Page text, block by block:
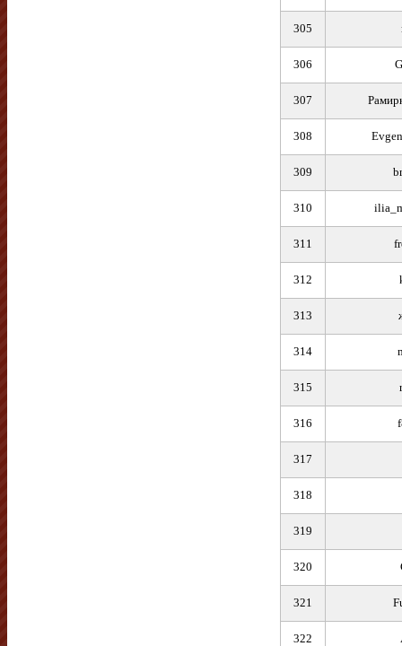
305
306
307
308
309
310
311
312
313
314
315
316
317
318
319
320
321
322